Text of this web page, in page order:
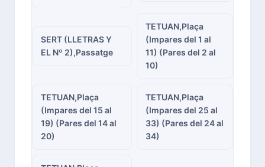
SERT (LLETRAS Y
EL Nº 2),Passatge
TETUAN,Plaça
(Impares del 1 al
11) (Pares del 2 al
10)
TETUAN,Plaça
(Impares del 15 al
19) (Pares del 14 al
20)
TETUAN,Plaça
(Impares del 25 al
33) (Pares del 24 al
34)